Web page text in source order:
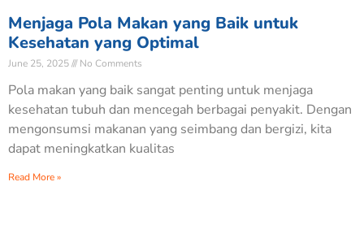
Menjaga Pola Makan yang Baik untuk
Kesehatan yang Optimal
June 25, 2025 No Comments
Pola makan yang baik sangat penting untuk menjaga
kesehatan tubuh dan mencegah berbagai penyakit. Dengan
mengonsumsi makanan yang seimbang dan bergizi, kita
dapat meningkatkan kualitas
Read More »